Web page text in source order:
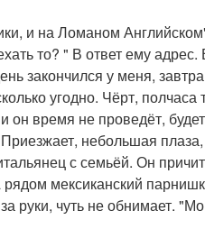
и на Ломаном
то? " В ответ ему адрес.
закончился у меня,
угодно. Чёрт, полчаса
он время не проведёт,
небольшая плаза,
с семьёй. Он
мексиканский
руки, чуть не обнимает.